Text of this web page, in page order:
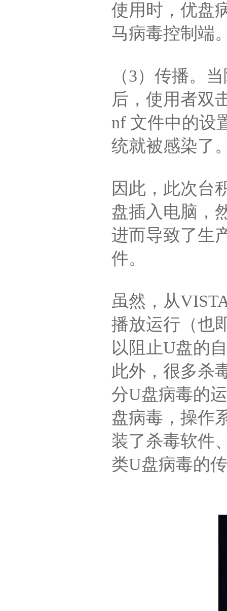
使用时，优盘
马病毒控制端
（3）传播。
后，使用者双
nf 文件中的设
统就被感染了
因此，此次台
盘插入电脑，
进而导致了生
件。
虽然，从
播放运行（也
以阻止U盘的
此外，很多杀
分U盘病毒的
盘病毒，操作
装了杀毒软件
类U盘病毒的